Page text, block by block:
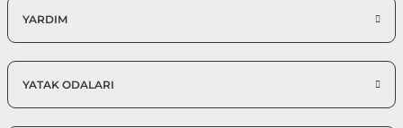
YARDIM
YATAK ODALARI